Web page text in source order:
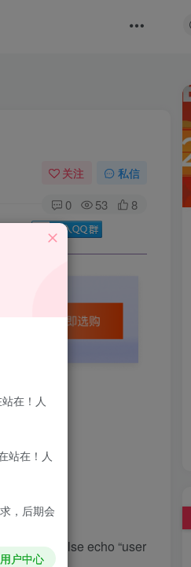
关注 私信
0 53 8
Q群：
exists” else echo “user
在！人
站在！人
，后期会
用户中心